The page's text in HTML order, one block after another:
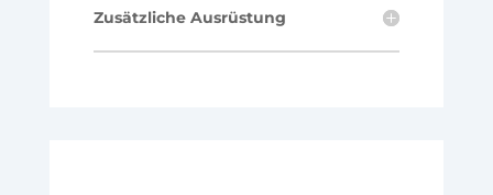
Zusätzliche Ausrüstung